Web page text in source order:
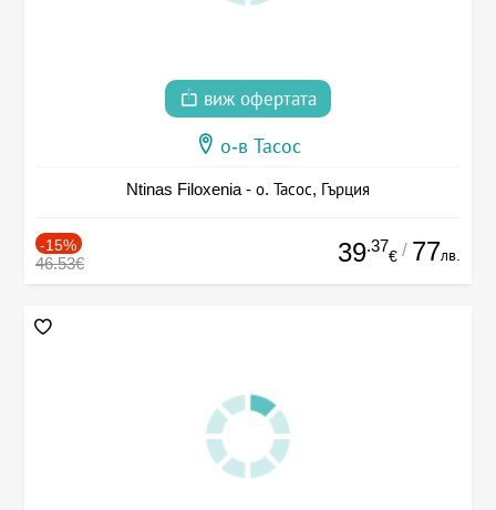
виж офертата
о-в Тасос
Ntinas Filoxenia - о. Тасос, Гърция
-15%
46.53€ 39.37
€ / 77лв.